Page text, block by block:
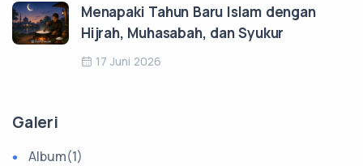
Menapaki Tahun Baru Islam dengan
Hijrah, Muhasabah, dan Syukur
17 Juni 2026
Galeri
Album(1)